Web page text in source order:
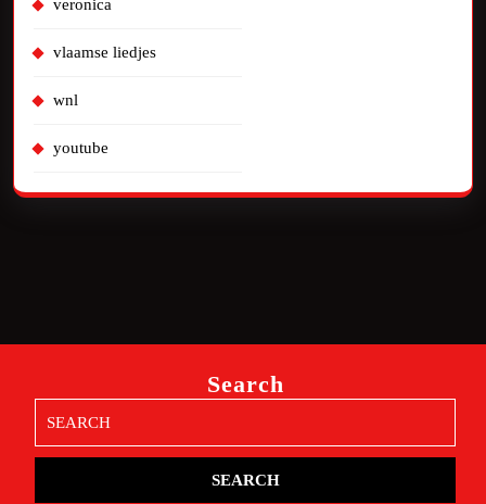
veronica
vlaamse liedjes
wnl
youtube
Search
for: